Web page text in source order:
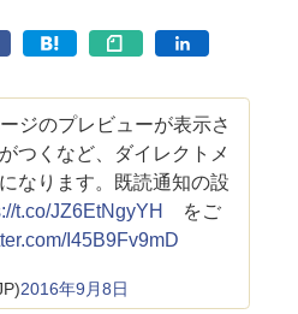
ジのプレビューが表示さ
つくなど、ダイレクトメ
なります。既読通知の設
t.co/JZ6EtNgyYH
をご
I45B9Fv9mD
2016年9月8日